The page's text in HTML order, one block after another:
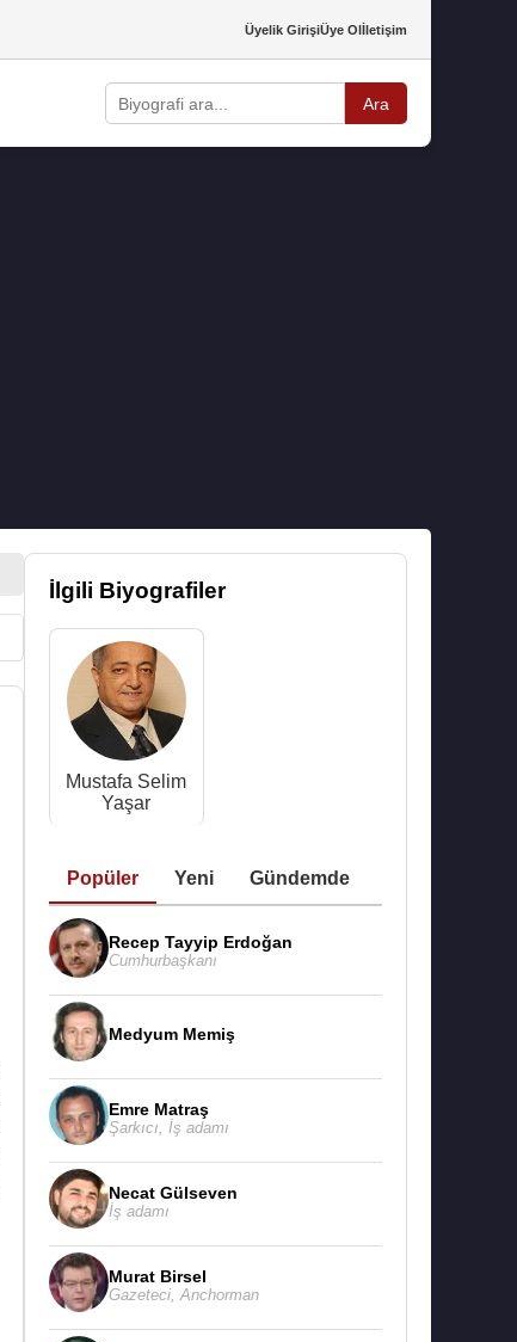
Üyelik GirişiÜye Olİletişim
Ara
İlgili Biyografiler
Mustafa Selim
Yaşar
Popüler Yeni Gündemde
Recep Tayyip Erdoğan
Cumhurbaşkanı
Medyum Memiş
Emre Matraş
Şarkıcı İş adamı
Necat Gülseven
İş adamı
Murat Birsel
Gazeteci Anchorman